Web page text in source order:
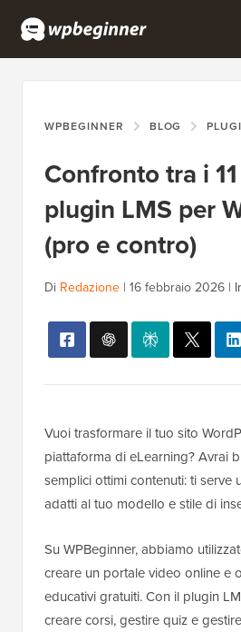
WPBEGINNER BLOG
Confronto tra i
plugin LMS per
(pro e contro)
Di Redazione | 16 febbraio 2026 |
Vuoi trasformare il tuo sito
piattaforma di eLearning? Avrai
semplici ottimi contenuti: ti serve
adatti al tuo modello e stile di
Su WPBeginner, abbiamo
creare un portale video online e
educativi gratuiti. Con il plugin
creare corsi, gestire quiz e